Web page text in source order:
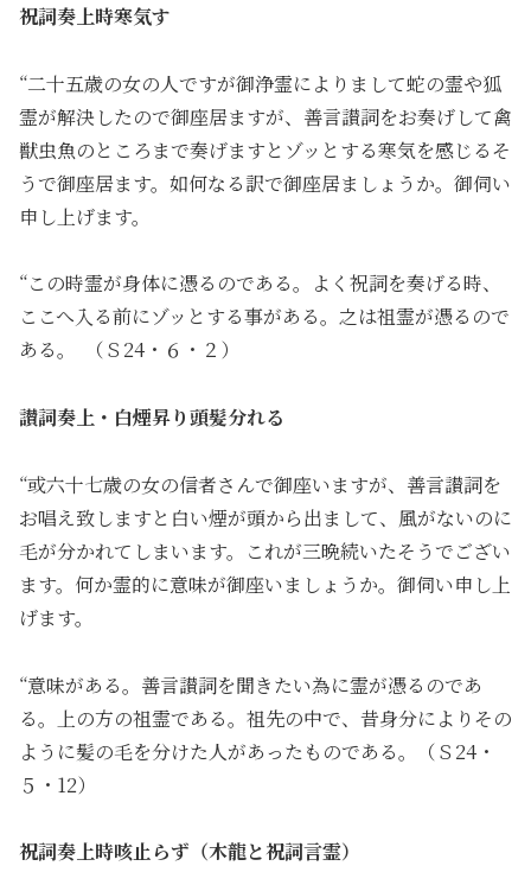
祝詞奏上時寒気す
“二十五歳の女の人ですが御浄霊によりまして蛇の霊や狐
霊が解決したので御座居ますが、善言讃詞をお奏げして禽
獣虫魚のところまで奏げますとゾッとする寒気を感じるそ
うで御座居ます。如何なる訳で御座居ましょうか。御伺い
申し上げます。
“この時霊が身体に憑るのである。よく祝詞を奏げる時、
ここへ入る前にゾッとする事がある。之は祖霊が憑るので
ある。 （Ｓ24・６・２）
讃詞奏上・白煙昇り頭髪分れる
“或六十七歳の女の信者さんで御座いますが、善言讃詞を
お唱え致しますと白い煙が頭から出まして、風がないのに
毛が分かれてしまいます。これが三晩続いたそうでござい
ます。何か霊的に意味が御座いましょうか。御伺い申し上
げます。
“意味がある。善言讃詞を聞きたい為に霊が憑るのであ
る。上の方の祖霊である。祖先の中で、昔身分によりその
ように髪の毛を分けた人があったものである。（Ｓ24・
５・12）
祝詞奏上時咳止らず（木龍と祝詞言霊）